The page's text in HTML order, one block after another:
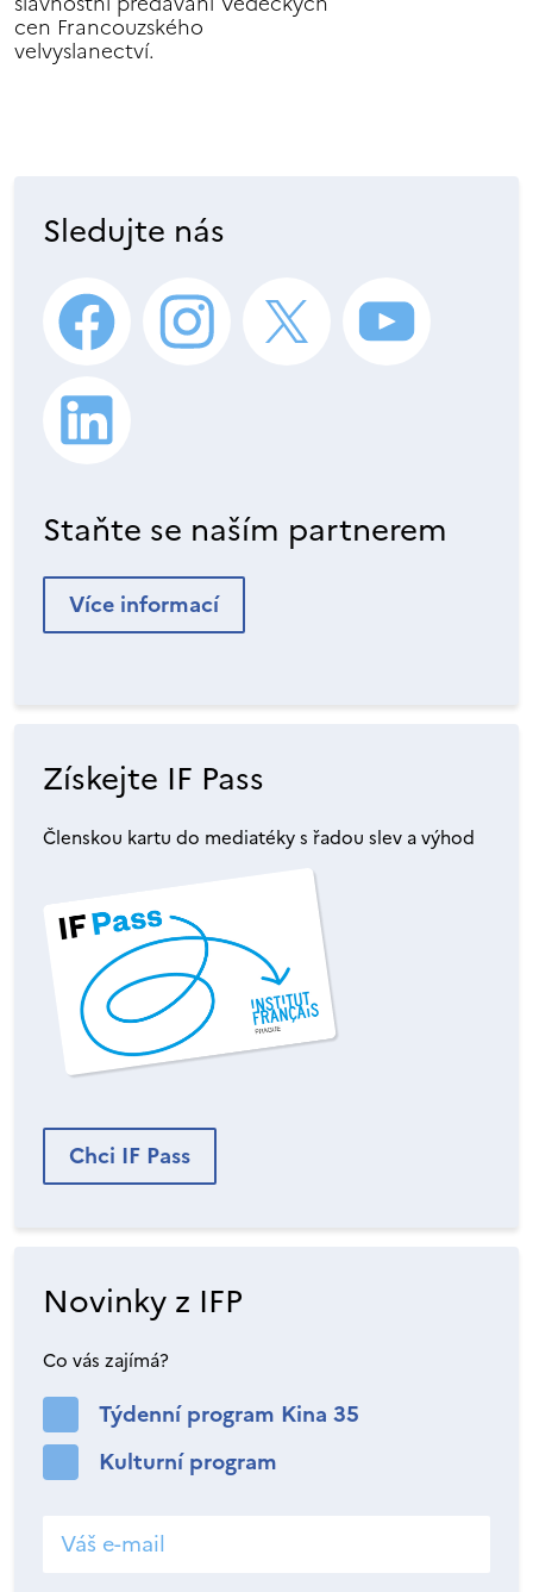
cen Francouzského
velvyslanectví.
Sledujte nás
Staňte se naším partnerem
Více informací
Získejte IF Pass
Členskou kartu do mediatéky s řadou slev a výhod
Chci IF Pass
Novinky z IFP
Co vás zajímá?
Týdenní program Kina 35
Kulturní program